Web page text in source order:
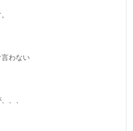
わない
、、